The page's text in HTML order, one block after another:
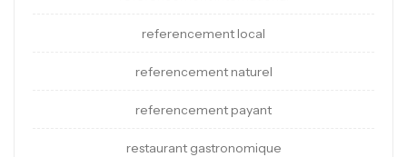
referencement local
referencement naturel
referencement payant
restaurant gastronomique